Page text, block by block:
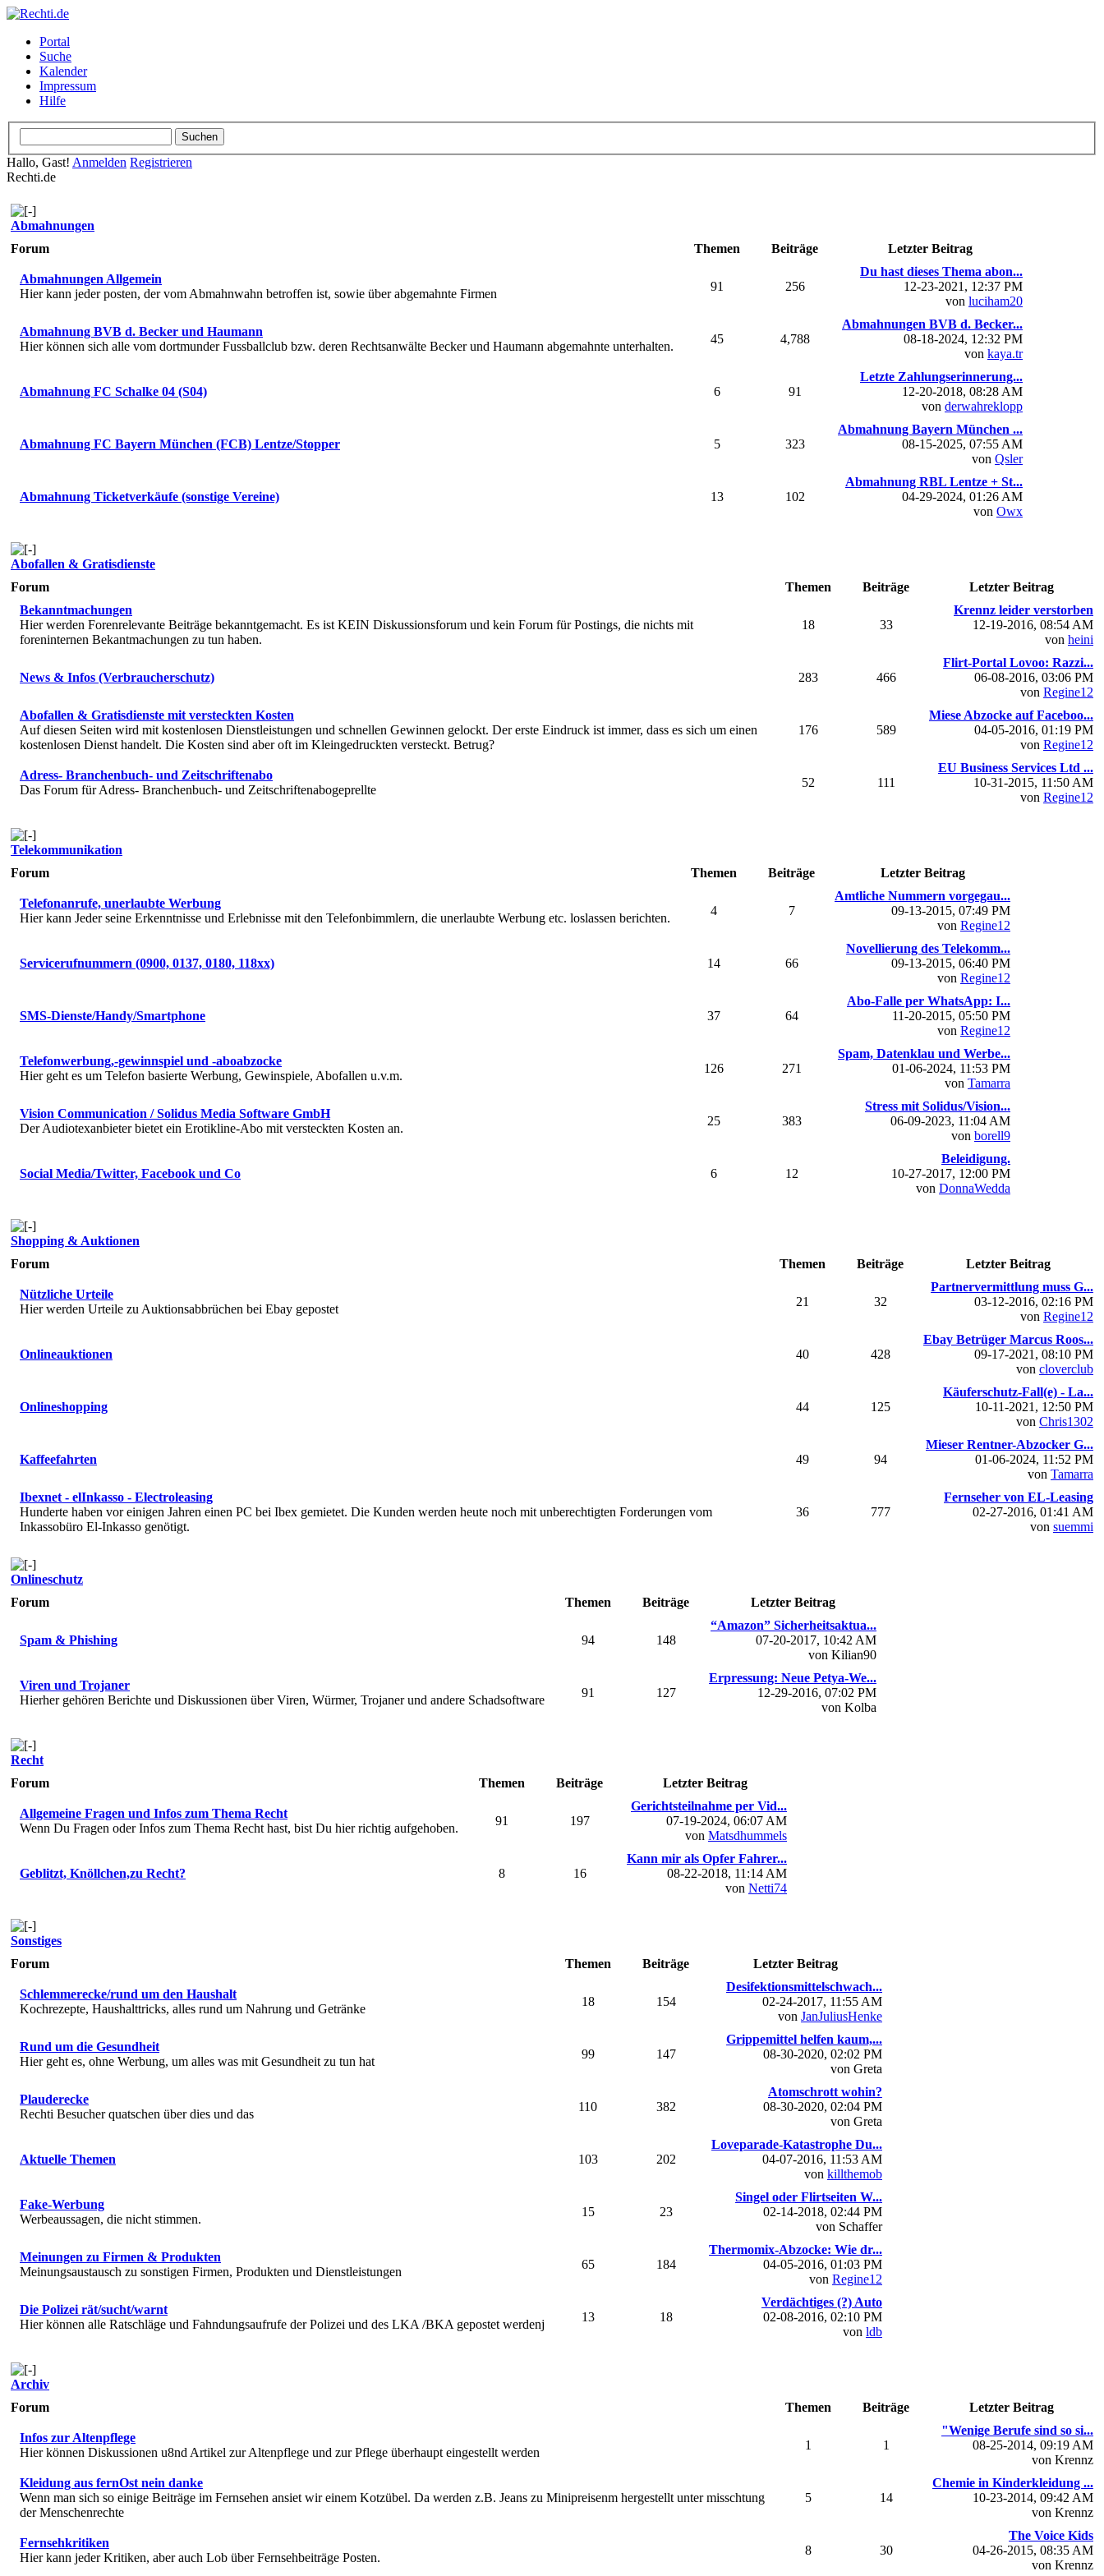
Portal
Suche
Kalender
Impressum
Hilfe
Hallo, Gast! Anmelden Registrieren
Rechti.de
Abmahnungen
Forum
Themen Beiträge Letzter Beitrag
Abmahnungen Allgemein
Hier kann jeder posten, der vom Abmahnwahn betroffen ist, sowie über abgemahnte Firmen
91 256
Du hast dieses Thema abon...
12-23-2021, 12:37 PM
von luciham20
Abmahnung BVB d. Becker und Haumann
Hier können sich alle vom dortmunder Fussballclub bzw. deren Rechtsanwälte Becker und Haumann abgemahnte unterhalten.
45 4,788
Abmahnungen BVB d. Becker...
08-18-2024, 12:32 PM
von kaya.tr
Abmahnung FC Schalke 04 (S04) 6 91
Letzte Zahlungserinnerung...
12-20-2018, 08:28 AM
von derwahreklopp
Abmahnung FC Bayern München (FCB) Lentze/Stopper 5 323
Abmahnung Bayern München ...
08-15-2025, 07:55 AM
von Qsler
Abmahnung Ticketverkäufe (sonstige Vereine) 13 102
Abmahnung RBL Lentze + St...
04-29-2024, 01:26 AM
von Owx
Abofallen & Gratisdienste
Forum
Themen Beiträge
Letzter Beitrag
Bekanntmachungen
Hier werden Forenrelevante Beiträge bekanntgemacht. Es ist KEIN Diskussionsforum und kein Forum für Postings, die nichts mit
foreninternen Bekantmachungen zu tun haben.
18 33
Krennz leider verstorben
12-19-2016, 08:54 AM
von heini
News & Infos (Verbraucherschutz) 283 466
Flirt-Portal Lovoo: Razzi...
06-08-2016, 03:06 PM
von Regine12
Abofallen & Gratisdienste mit versteckten Kosten
Auf diesen Seiten wird mit kostenlosen Dienstleistungen und schnellen Gewinnen gelockt. Der erste Eindruck ist immer, dass es sich um einen
kostenlosen Dienst handelt. Die Kosten sind aber oft im Kleingedruckten versteckt. Betrug?
176 589
Miese Abzocke auf Faceboo...
04-05-2016, 01:19 PM
von Regine12
Adress- Branchenbuch- und Zeitschriftenabo
Das Forum für Adress- Branchenbuch- und Zeitschriftenabogeprellte
52 111
EU Business Services Ltd ...
10-31-2015, 11:50 AM
von Regine12
Telekommunikation
Forum
Themen Beiträge Letzter Beitrag
Telefonanrufe, unerlaubte Werbung
Hier kann Jeder seine Erkenntnisse und Erlebnisse mit den Telefonbimmlern, die unerlaubte Werbung etc. loslassen berichten.
4 7
Amtliche Nummern vorgegau...
09-13-2015, 07:49 PM
von Regine12
Servicerufnummern (0900, 0137, 0180, 118xx) 14 66
Novellierung des Telekomm...
09-13-2015, 06:40 PM
von Regine12
SMS-Dienste/Handy/Smartphone 37 64
Abo-Falle per WhatsApp: I...
11-20-2015, 05:50 PM
von Regine12
Telefonwerbung,-gewinnspiel und -aboabzocke
Hier geht es um Telefon basierte Werbung, Gewinspiele, Abofallen u.v.m.
126 271
Spam, Datenklau und Werbe...
01-06-2024, 11:53 PM
von Tamarra
Vision Communication / Solidus Media Software GmbH
Der Audiotexanbieter bietet ein Erotikline-Abo mit versteckten Kosten an.
25 383
Stress mit Solidus/Vision...
06-09-2023, 11:04 AM
von borell9
Social Media/Twitter, Facebook und Co 6 12
Beleidigung.
10-27-2017, 12:00 PM
von DonnaWedda
Shopping & Auktionen
Forum
Themen Beiträge Letzter Beitrag
Nützliche Urteile
Hier werden Urteile zu Auktionsabbrüchen bei Ebay gepostet
21 32
Partnervermittlung muss G...
03-12-2016, 02:16 PM
von Regine12
Onlineauktionen 40 428
Ebay Betrüger Marcus Roos...
09-17-2021, 08:10 PM
von cloverclub
Onlineshopping 44 125
Käuferschutz-Fall(e) - La...
10-11-2021, 12:50 PM
von Chris1302
Kaffeefahrten 49 94
Mieser Rentner-Abzocker G...
01-06-2024, 11:52 PM
von Tamarra
Ibexnet - elInkasso - Electroleasing
Hunderte haben vor einigen Jahren einen PC bei Ibex gemietet. Die Kunden werden heute noch mit unberechtigten Forderungen vom
Inkassobüro El-Inkasso genötigt.
36 777
Fernseher von EL-Leasing
02-27-2016, 01:41 AM
von suemmi
Onlineschutz
Forum
Themen Beiträge Letzter Beitrag
Spam & Phishing 94 148
“Amazon” Sicherheitsaktua...
07-20-2017, 10:42 AM
von Kilian90
Viren und Trojaner
Hierher gehören Berichte und Diskussionen über Viren, Würmer, Trojaner und andere Schadsoftware
91 127
Erpressung: Neue Petya-We...
12-29-2016, 07:02 PM
von Kolba
Recht
Forum
Themen Beiträge Letzter Beitrag
Allgemeine Fragen und Infos zum Thema Recht
Wenn Du Fragen oder Infos zum Thema Recht hast, bist Du hier richtig aufgehoben.
91 197
Gerichtsteilnahme per Vid...
07-19-2024, 06:07 AM
von Matsdhummels
Geblitzt, Knöllchen,zu Recht? 8 16
Kann mir als Opfer Fahrer...
08-22-2018, 11:14 AM
von Netti74
Sonstiges
Forum
Themen Beiträge Letzter Beitrag
Schlemmerecke/rund um den Haushalt
Kochrezepte, Haushalttricks, alles rund um Nahrung und Getränke
18 154
Desifektionsmittelschwach...
02-24-2017, 11:55 AM
von JanJuliusHenke
Rund um die Gesundheit
Hier geht es, ohne Werbung, um alles was mit Gesundheit zu tun hat
99 147
Grippemittel helfen kaum,...
08-30-2020, 02:02 PM
von Greta
Plauderecke
Rechti Besucher quatschen über dies und das
110 382
Atomschrott wohin?
08-30-2020, 02:04 PM
von Greta
Aktuelle Themen 103 202
Loveparade-Katastrophe Du...
04-07-2016, 11:53 AM
von killthemob
Fake-Werbung
Werbeaussagen, die nicht stimmen.
15 23
Singel oder Flirtseiten W...
02-14-2018, 02:44 PM
von Schaffer
Meinungen zu Firmen & Produkten
Meinungsaustausch zu sonstigen Firmen, Produkten und Dienstleistungen
65 184
Thermomix-Abzocke: Wie dr...
04-05-2016, 01:03 PM
von Regine12
Die Polizei rät/sucht/warnt
Hier können alle Ratschläge und Fahndungsaufrufe der Polizei und des LKA /BKA gepostet werdenj
13 18
Verdächtiges (?) Auto
02-08-2016, 02:10 PM
von ldb
Archiv
Forum
Themen Beiträge Letzter Beitrag
Infos zur Altenpflege
Hier können Diskussionen u8nd Artikel zur Altenpflege und zur Pflege überhaupt eingestellt werden
1 1
"Wenige Berufe sind so si...
08-25-2014, 09:19 AM
von Krennz
Kleidung aus fernOst nein danke
Wenn man sich so einige Beiträge im Fernsehen ansiet wir einem Kotzübel. Da werden z.B. Jeans zu Minipreisenm hergestellt unter misschtung
der Menschenrechte
5 14
Chemie in Kinderkleidung ...
10-23-2014, 09:42 AM
von Krennz
Fernsehkritiken
Hier kann jeder Kritiken, aber auch Lob über Fernsehbeiträge Posten.
8 30
The Voice Kids
04-26-2015, 08:35 AM
von Krennz